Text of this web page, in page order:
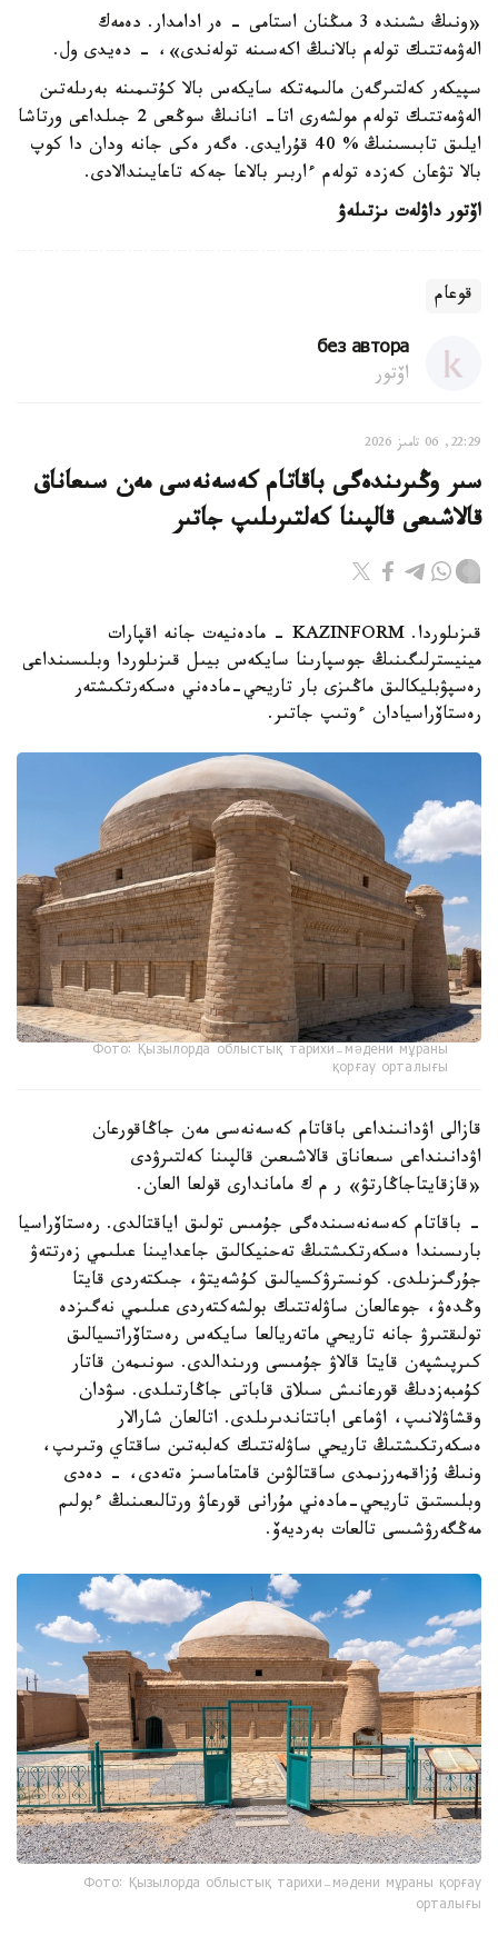
«ونىڭ ىشىندە 3 مىڭنان استامى - ەر ادامدار. دەمەك
الەۋمەتتىك تولەم بالانىڭ اكەسىنە تولەندى»، - دەيدى ول.
سپيكەر كەلتىرگەن مالىمەتكە سايكەس بالا كۇتىمىنە بەرىلەتىن
الەۋمەتتىك تولەم مولشەرى اتا- انانىڭ سوڭعى 2 جىلداعى ورتاشا
ايلىق تابىسىنىڭ % 40 قۇرايدى. ەگەر ەكى جانە ودان دا كوپ
بالا تۋعان كەزدە تولەم ءاربىر بالاعا جەكە تاعايىندالادى.
اۆتور داۋلەت ىزتىلەۋ
قوعام
без автора
اۆتور
22:29, 06 تامىز 2026
سىر وڭىرىندەگى باقاتام كەسەنەسى مەن سىعاناق
قالاشىعى قالپىنا كەلتىرىلىپ جاتىر
قىزىلوردا. KAZINFORM - مادەنيەت جانە اقپارات
مينيسترلىگىنىڭ جوسپارىنا سايكەس بيىل قىزىلوردا وبلىسىنداعى
رەسپۋبليكالىق ماڭىزى بار تاريحي-مادەني ەسكەرتكىشتەر
رەستاۆراسيادان ءوتىپ جاتىر.
Фото: Қызылорда облыстық тарихи-мәдени мұраны
қорғау орталығы
قازالى اۋدانىنداعى باقاتام كەسەنەسى مەن جاڭاقورعان
اۋدانىنداعى سىعاناق قالاشىعىن قالپىنا كەلتىرۋدى
«قازقايتاجاڭارتۋ» ر م ك ماماندارى قولعا العان.
- باقاتام كەسەنەسىندەگى جۇمىس تولىق اياقتالدى. رەستاۆراسيا
بارىسىندا ەسكەرتكىشتىڭ تەحنيكالىق جاعدايىنا عىلىمي زەرتتەۋ
جۇرگىزىلدى. كونسترۋكسيالىق كۇشەيتۋ، جىكتەردى قايتا
وڭدەۋ، جوعالعان ساۋلەتتىك بولشەكتەردى عىلىمي نەگىزدە
تولىقتىرۋ جانە تاريحي ماتەريالعا سايكەس رەستاۆراتسيالىق
كىرپىشپەن قايتا قالاۋ جۇمىسى ورىندالدى. سونىمەن قاتار
كۇمبەزدىڭ قورعانىش سىلاق قاباتى جاڭارتىلدى. سۋدان
وقشاۋلانىپ، اۋماعى اباتتاندىرىلدى. اتالعان شارالار
ەسكەرتكىشتىڭ تاريحي ساۋلەتتىك كەلبەتىن ساقتاي وتىرىپ،
ونىڭ ۇزاقمەرزىمدى ساقتالۋىن قامتاماسىز ەتەدى، - دەدى
وبلىستىق تاريحي-مادەني مۇرانى قورعاۋ ورتالىعىنىڭ ءبولىم
مەڭگەرۋشىسى تالعات بەرديەۆ.
Фото: Қызылорда облыстық тарихи-мәдени мұраны қорғау
орталығы